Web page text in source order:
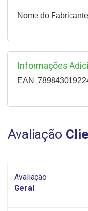
Nome do
Informações
EAN:
Avaliação
Avaliação
Geral: